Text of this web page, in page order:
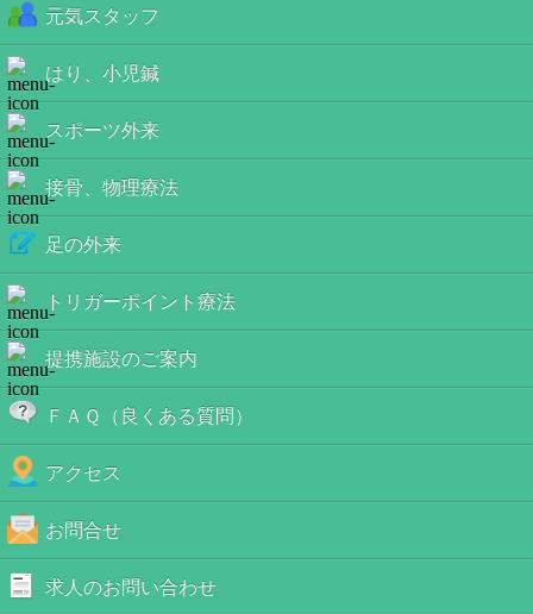
元気スタッフ
はり、小児鍼
スポーツ外来
接骨、物理療法
足の外来
トリガーポイント療法
提携施設のご案内
ＦＡＱ（良くある質問）
アクセス
お問合せ
求人のお問い合わせ